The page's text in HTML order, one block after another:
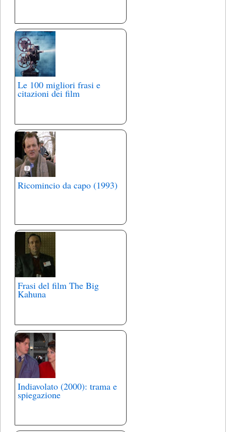
Le 100 migliori frasi e
citazioni dei film
Ricomincio da capo (1993)
Frasi del film The Big
Kahuna
Indiavolato (2000): trama e
spiegazione